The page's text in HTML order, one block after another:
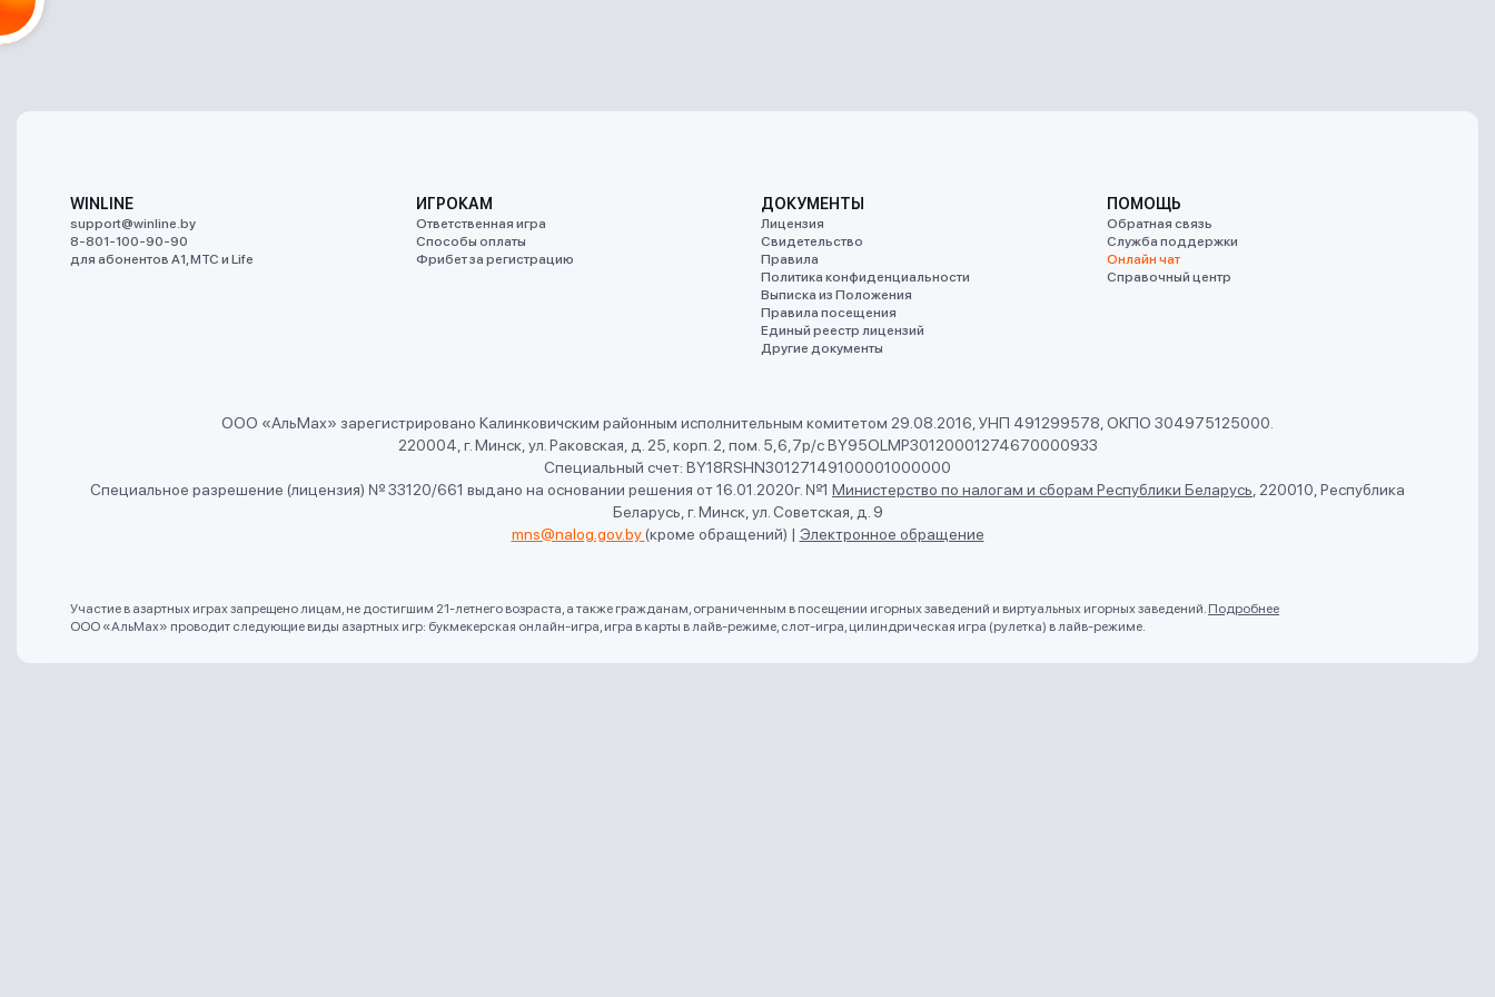
WINLINE
support@winline.by
8-801-100-90-90
для абонентов A1, МТС и Life
ИГРОКАМ
Ответственная игра
Способы оплаты
Фрибет за регистрацию
ДОКУМЕНТЫ
Лицензия
Свидетельство
Правила
Политика конфиденциальности
Выписка из Положения
Правила посещения
Единый реестр лицензий
Другие документы
ПОМОЩЬ
Обратная связь
Служба поддержки
Онлайн чат
Справочный центр
ООО «АльMах» зарегистрировано Калинковичским районным исполнительным комитетом 29.08.2016, УНП 491299578, ОКПО 304975125000.
220004, г. Минск, ул. Раковская, д. 25, корп. 2, пом. 5,6,7р/с BY95OLMP30120001274670000933
Специальный счет: BY18RSHN30127149100001000000
Специальное разрешение (лицензия) № 33120/661 выдано на основании решения от 16.01.2020г. №1 Министерство по налогам и сборам Республики Беларусь 220010, Республика
Беларусь, г. Минск, ул. Советская, д. 9
mns@nalog.gov.by (кроме обращений) | Электронное обращение
Участие в азартных играх запрещено лицам, не достигшим 21-летнего возраста, а также гражданам, ограниченным в посещении игорных заведений и виртуальных игорных заведений. Подробнее
ООО «АльМах» проводит следующие виды азартных игр: букмекерская онлайн-игра, игра в карты в лайв-режиме, слот-игра, цилиндрическая игра (рулетка) в лайв-режиме.